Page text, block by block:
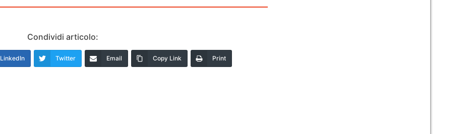
Condividi articolo:
LinkedIn Twitter Email Copy Link Print